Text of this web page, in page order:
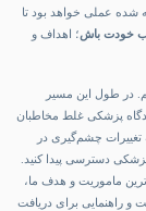
شده عملی خواهد بود تا
خودت باش؛ اهداف و
ماه ۱۳۹۶ راه‌اندازی کردیم. در طول این مسیر
پزشکی غلط مخاطبان
تغییرات چشم‌گیری در
دسترسی پیدا کنید.
ماموریت و هدف ما،
و راهنمایی برای دریافت